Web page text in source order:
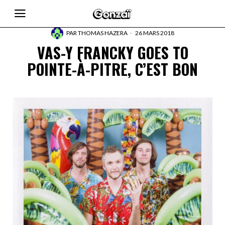
PARTHOMAS HAZERA 26 MARS 2018
VAS-Y FRANCKY GOES TO
POINTE-À-PITRE, C’EST BON